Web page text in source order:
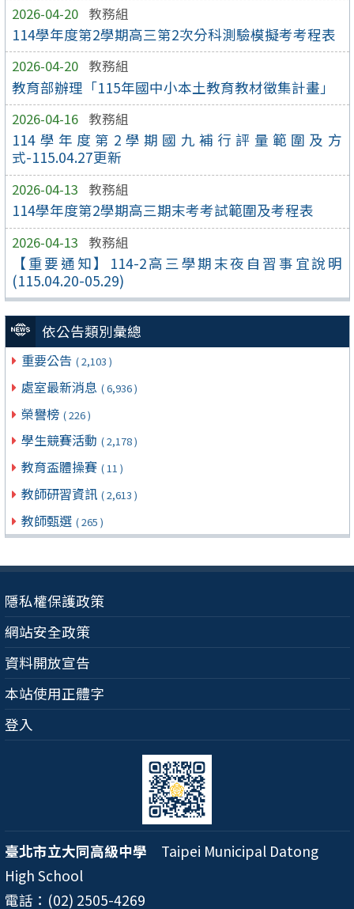
2026-04-20 教務組
114學年度第2學期高三第2次分科測驗模擬考考程表
2026-04-20 教務組
教育部辦理「115年國中小本土教育教材徵集計畫」
2026-04-16 教務組
114學年度第2學期國九補行評量範圍及方
式-115.04.27更新
2026-04-13 教務組
114學年度第2學期高三期末考考試範圍及考程表
2026-04-13 教務組
【重要通知】114-2高三學期末夜自習事宜說明
(115.04.20-05.29)
依公告類別彙總
重要公告 ( 2,103 )
處室最新消息 ( 6,936 )
榮譽榜 ( 226 )
學生競賽活動 ( 2,178 )
教育盃體操賽 ( 11 )
教師研習資訊 ( 2,613 )
教師甄選 ( 265 )
隱私權保護政策
網站安全政策
資料開放宣告
本站使用正體字
登入
臺北市立大同高級中學 Taipei Municipal Datong
High School
電話：(02) 2505-4269